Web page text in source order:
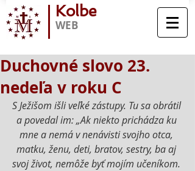
Kolbe
WEB
Duchovné slovo 23.
nedeľa v roku C
S Ježišom išli veľké zástupy. Tu sa obrátil
a povedal im: „Ak niekto prichádza ku
mne a nemá v nenávisti svojho otca,
matku, ženu, deti, bratov, sestry, ba aj
svoj život, nemôže byť mojím učeníkom.